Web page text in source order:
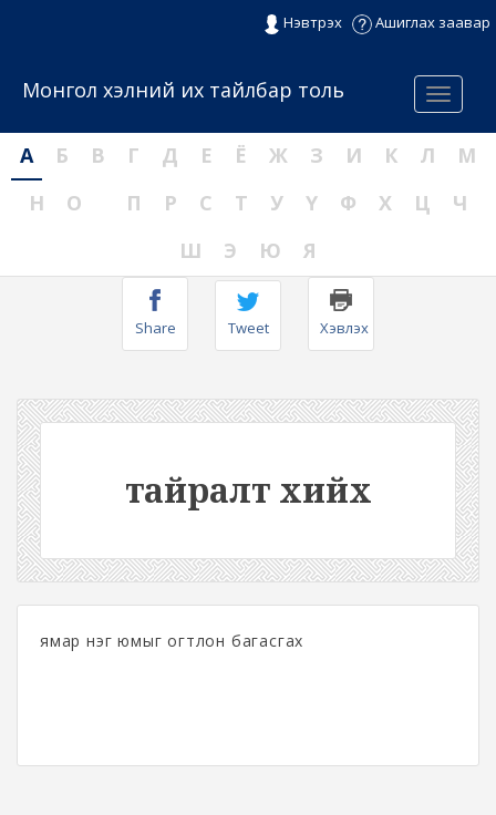
Нэвтрэх Ашиглах заавар
Menu
Монгол хэлний их тайлбар толь
А Б В Г Д Е Ё Ж З И К Л
М
Н
О П Р С Т У Ү Ф Х Ц
Ч
Ш
Э Ю Я
Share Tweet Хэвлэх
тайралт хийх
ямар нэг юмыг огтлон багасгах